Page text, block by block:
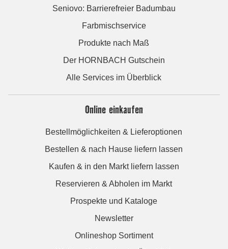
Seniovo: Barrierefreier Badumbau
Farbmischservice
Produkte nach Maß
Der HORNBACH Gutschein
Alle Services im Überblick
Online einkaufen
Bestellmöglichkeiten & Lieferoptionen
Bestellen & nach Hause liefern lassen
Kaufen & in den Markt liefern lassen
Reservieren & Abholen im Markt
Prospekte und Kataloge
Newsletter
Onlineshop Sortiment